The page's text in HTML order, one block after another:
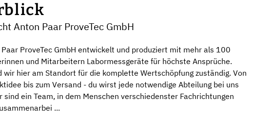
Anton Paar ProveTec GmbH
ProveTec GmbH entwickelt und produziert mit mehr als 100
und Mitarbeitern Labormessgeräte für höchste Ansprüche.
wir hier am Standort für die komplette Wertschöpfung zuständig. Von
bis zum Versand - du wirst jede notwendige Abteilung bei uns
sind ein Team, in dem Menschen verschiedenster Fachrichtungen
...